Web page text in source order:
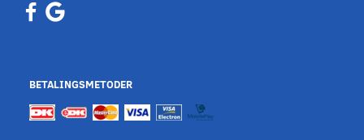
BETALINGSMETODER